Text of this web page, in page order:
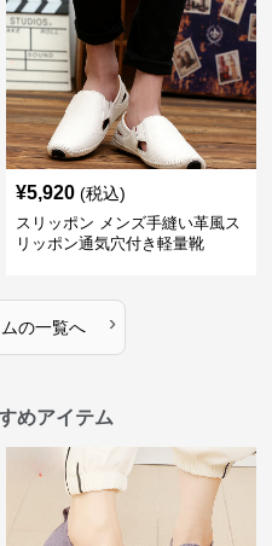
¥5,920 (税込)
スリッポン メンズ手縫い革風ス
リッポン通気穴付き軽量靴
の一覧へ ›
めアイテム